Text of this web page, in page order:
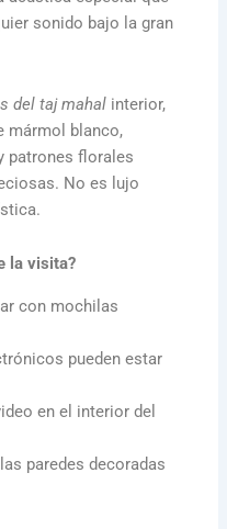
sonido bajo la gran
del taj mahal interior,
mármol blanco,
patrones florales
No es lujo
la visita?
con mochilas
pueden estar
en el interior del
paredes decoradas